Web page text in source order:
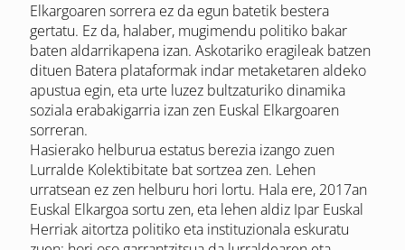
Elkargoaren sorrera ez da egun batetik bestera
gertatu. Ez da, halaber, mugimendu politiko bakar
baten aldarrikapena izan. Askotariko eragileak batzen
dituen Batera plataformak indar metaketaren aldeko
apustua egin, eta urte luzez bultzaturiko dinamika
soziala erabakigarria izan zen Euskal Elkargoaren
sorreran.
Hasierako helburua estatus berezia izango zuen
Lurralde Kolektibitate bat sortzea zen. Lehen
urratsean ez zen helburu hori lortu. Hala ere, 2017an
Euskal Elkargoa sortu zen, eta lehen aldiz Ipar Euskal
Herriak aitortza politiko eta instituzionala eskuratu